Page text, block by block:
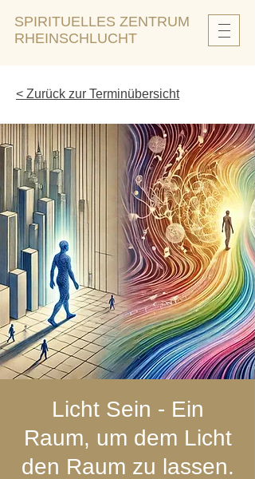
SPIRITUELLES ZENTRUM
RHEINSCHLUCHT
< Zurück zur Terminübersicht
Licht Sein - Ein
Raum, um dem Licht
den Raum zu lassen.